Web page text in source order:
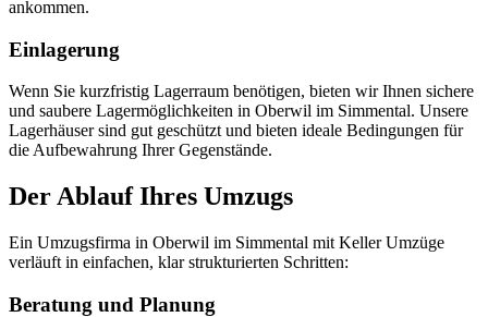
ankommen.
Einlagerung
Wenn Sie kurzfristig Lagerraum benötigen, bieten wir Ihnen sichere
und saubere Lagermöglichkeiten in Oberwil im Simmental. Unsere
Lagerhäuser sind gut geschützt und bieten ideale Bedingungen für
die Aufbewahrung Ihrer Gegenstände.
Der Ablauf Ihres Umzugs
Ein Umzugsfirma in Oberwil im Simmental mit Keller Umzüge
verläuft in einfachen, klar strukturierten Schritten:
Beratung und Planung